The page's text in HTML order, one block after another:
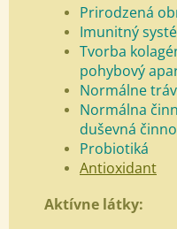
Prirodzená
Imunitný
Tvorba
pohybový
Normálne
Normálna
duševná
Probiotiká
Antioxidant
Aktívne látky: